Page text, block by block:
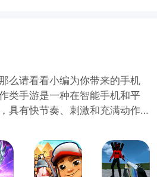
么请看看小编为你带来的手机
类手游是一种在智能手机和平
具有快节奏、刺激和充满动作
以控制一个角色进行战斗、跳
作，通过完成关卡或挑战来获
有华丽的画面和各种特殊效
家进行竞技或合作。小编以下